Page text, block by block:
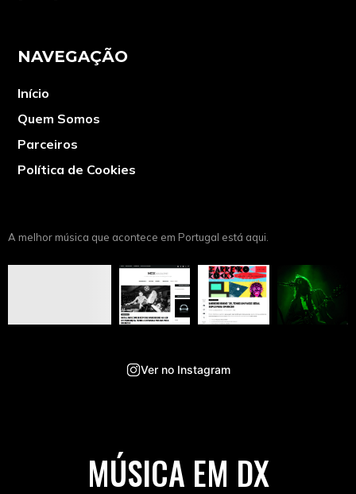
NAVEGAÇÃO
Início
Quem Somos
Parceiros
Política de Cookies
A melhor música que acontece em Portugal está aqui.
Ver no Instagram
MÚSICA EM DX